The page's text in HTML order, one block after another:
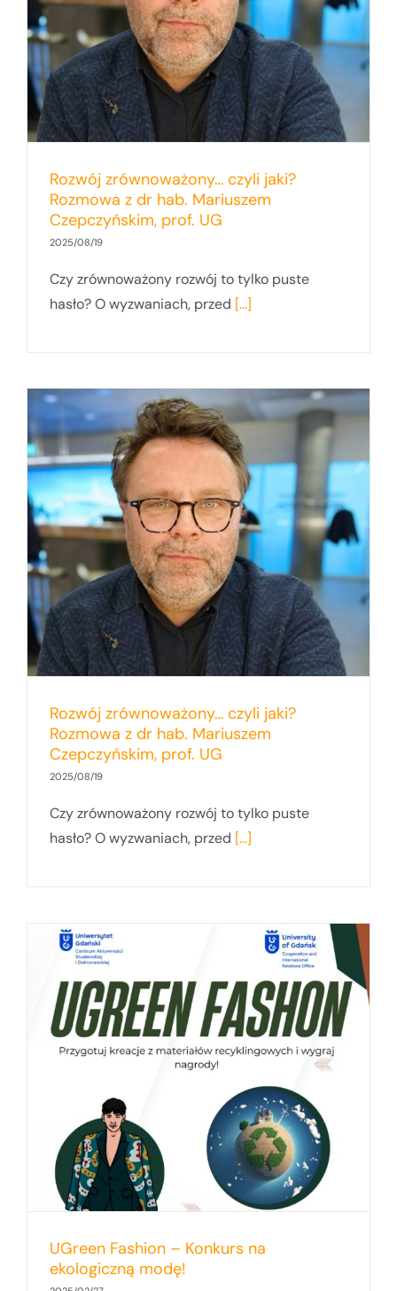
Rozwój zrównoważony… czyli jaki?
Rozmowa z dr hab. Mariuszem
Czepczyńskim, prof. UG
2025/08/19
Czy zrównoważony rozwój to tylko puste
hasło? O wyzwaniach, przed [...]
Rozwój zrównoważony… czyli jaki?
Rozmowa z dr hab. Mariuszem
Czepczyńskim, prof. UG
2025/08/19
Czy zrównoważony rozwój to tylko puste
hasło? O wyzwaniach, przed [...]
UGreen Fashion – Konkurs na
ekologiczną modę!